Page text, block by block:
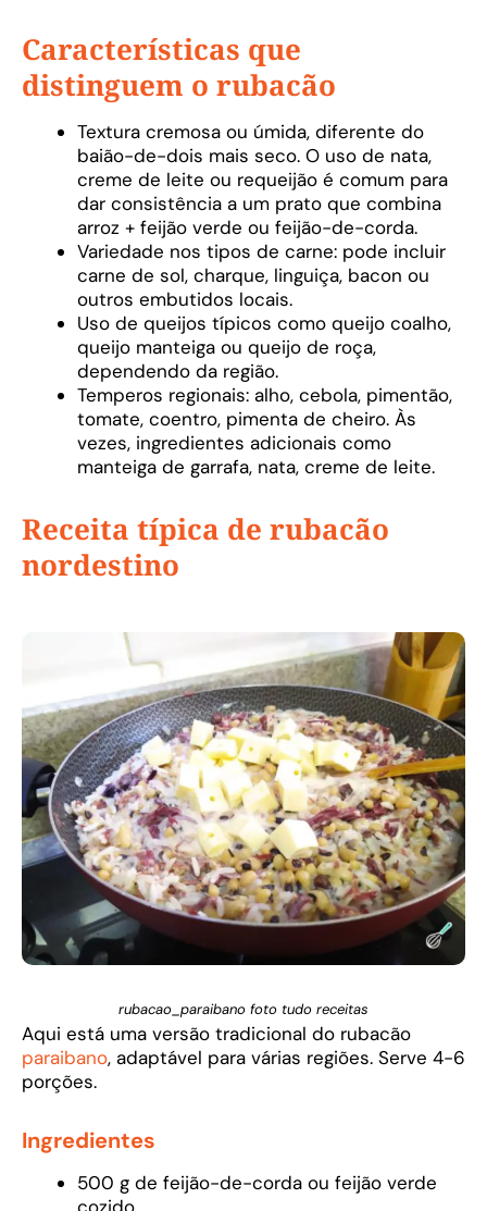
Características que
distinguem o rubacão
Textura cremosa ou úmida, diferente do
baião-de-dois mais seco. O uso de nata,
creme de leite ou requeijão é comum para
dar consistência a um prato que combina
arroz + feijão verde ou feijão-de-corda.
Variedade nos tipos de carne: pode incluir
carne de sol, charque, linguiça, bacon ou
outros embutidos locais.
Uso de queijos típicos como queijo coalho,
queijo manteiga ou queijo de roça,
dependendo da região.
Temperos regionais: alho, cebola, pimentão,
tomate, coentro, pimenta de cheiro. Às
vezes, ingredientes adicionais como
manteiga de garrafa, nata, creme de leite.
Receita típica de rubacão
nordestino
rubacao_paraibano foto tudo receitas
Aqui está uma versão tradicional do rubacão
paraibano, adaptável para várias regiões. Serve 4-6
porções.
Ingredientes
500 g de feijão-de-corda ou feijão verde